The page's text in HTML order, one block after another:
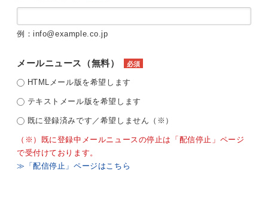
例：info@example.co.jp
メールニュース（無料） 必須
HTMLメール版を希望します
テキストメール版を希望します
既に登録済みです／希望しません（※）
（※）既に登録中メールニュースの停止は「配信停止」ページ
で受付けております。
≫「配信停止」ページはこちら